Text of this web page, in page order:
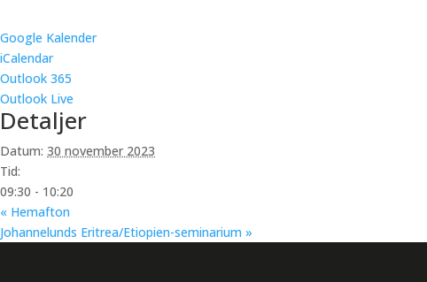
Google Kalender
iCalendar
Outlook 365
Outlook Live
Detaljer
Datum: 30 november 2023
Tid:
09:30 - 10:20
« Hemafton
Johannelunds Eritrea/Etiopien-seminarium »